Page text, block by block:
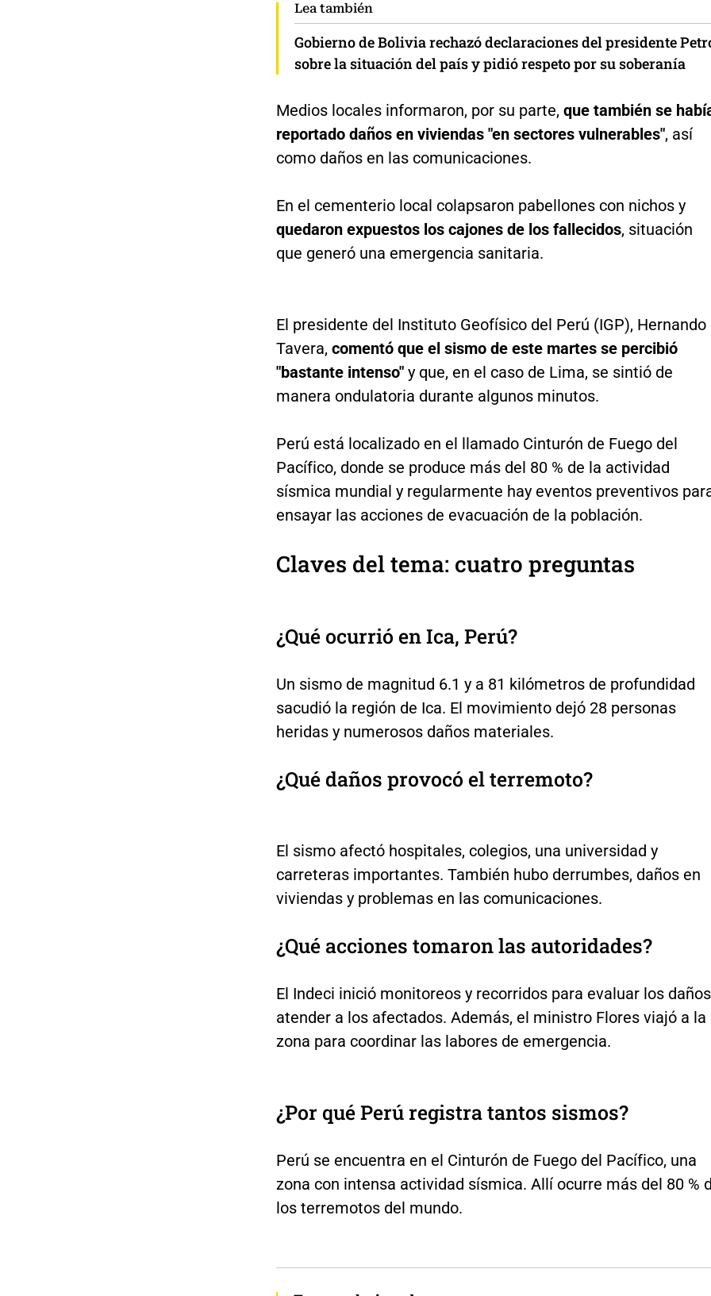
Lea también
Gobierno de Bolivia rechazó declaraciones del presidente
sobre la situación del país y pidió respeto por su soberanía
Medios locales informaron, por su parte, que también se
reportado daños en viviendas "en sectores vulnerables", así
como daños en las comunicaciones.
En el cementerio local colapsaron pabellones con nichos y
quedaron expuestos los cajones de los fallecidos, situación
que generó una emergencia sanitaria.
El presidente del Instituto Geofísico del Perú (IGP), Hernando
Tavera, comentó que el sismo de este martes se percibió
"bastante intenso"y que, en el caso de Lima, se sintió de
manera ondulatoria durante algunos minutos.
Perú está localizado en el llamado Cinturón de Fuego del
Pacífico, donde se produce más del 80 % de la actividad
sísmica mundial y regularmente hay eventos preventivos
ensayar las acciones de evacuación de la población.
Claves del tema: cuatro preguntas
¿Qué ocurrió en Ica, Perú?
Un sismo de magnitud 6.1 y a 81 kilómetros de profundidad
sacudió la región de Ica. El movimiento dejó 28 personas
heridas y numerosos daños materiales.
¿Qué daños provocó el terremoto?
El sismo afectó hospitales, colegios, una universidad y
carreteras importantes. También hubo derrumbes, daños en
viviendas y problemas en las comunicaciones.
¿Qué acciones tomaron las autoridades?
El Indeci inició monitoreos y recorridos para evaluar los
atender a los afectados. Además, el ministro Flores viajó a la
zona para coordinar las labores de emergencia.
¿Por qué Perú registra tantos sismos?
Perú se encuentra en el Cinturón de Fuego del Pacífico, una
zona con intensa actividad sísmica. Allí ocurre más del 80 %
los terremotos del mundo.